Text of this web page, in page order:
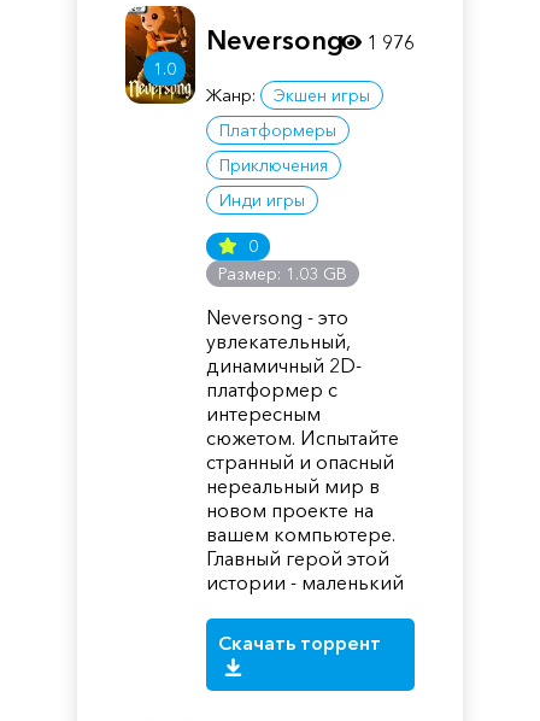
1.0
Neversong
Жанр:
Экшен игры
Платформеры
Приключения
Инди игры
0
Размер: 1.03 GB
Neversong - это
увлекательный,
динамичный 2D-
платформер с
интересным
сюжетом. Испытайте
странный и опасный
нереальный мир в
новом проекте на
вашем компьютере.
Главный герой этой
истории - маленький
Скачать торрент
1 976